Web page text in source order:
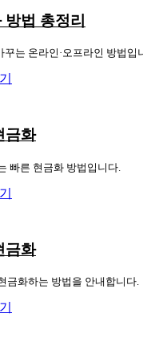
법 총정리
는 온라인·오프라인 방법입
금화
빠른 현금화 방법입니다.
금화
금화하는 방법을 안내합니다.